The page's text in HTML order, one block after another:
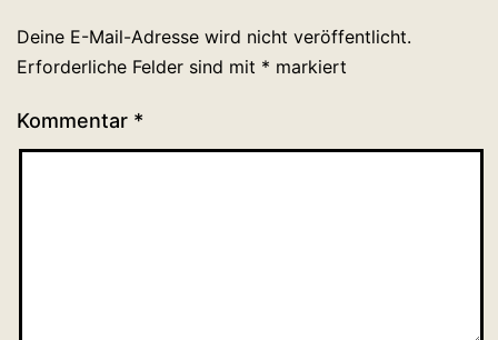
Deine E-Mail-Adresse wird nicht veröffentlicht.
Erforderliche Felder sind mit * markiert
Kommentar *